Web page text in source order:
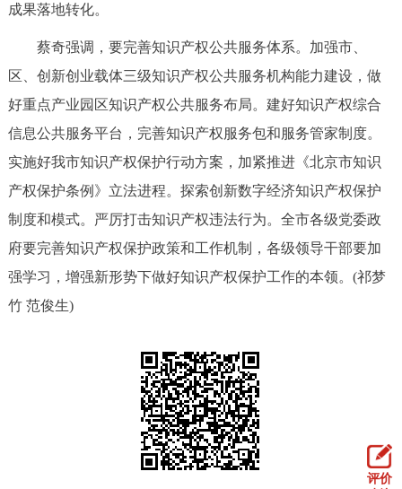
ITALIANO
回到顶部
成果落地转化。
蔡奇强调，要完善知识产权公共服务体系。加强市、
区、创新创业载体三级知识产权公共服务机构能力建设，做
好重点产业园区知识产权公共服务布局。建好知识产权综合
信息公共服务平台，完善知识产权服务包和服务管家制度。
实施好我市知识产权保护行动方案，加紧推进《北京市知识
产权保护条例》立法进程。探索创新数字经济知识产权保护
制度和模式。严厉打击知识产权违法行为。全市各级党委政
府要完善知识产权保护政策和工作机制，各级领导干部要加
强学习，增强新形势下做好知识产权保护工作的本领。(祁梦
竹 范俊生)
评价